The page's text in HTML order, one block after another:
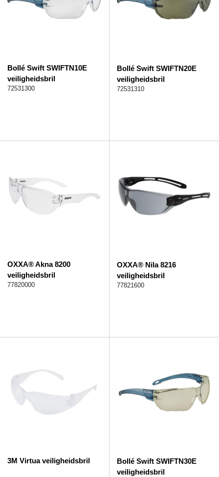
Bollé Swift SWIFTN10E
veiligheidsbril
72531300
Bollé Swift SWIFTN20E
veiligheidsbril
72531310
OXXA® Akna 8200
veiligheidsbril
77820000
OXXA® Nila 8216
veiligheidsbril
77821600
3M Virtua veiligheidsbril
Bollé Swift SWIFTN30E
veiligheidsbril